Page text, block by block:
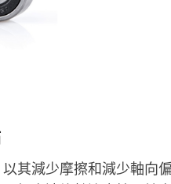
其減少摩擦和減少軸向